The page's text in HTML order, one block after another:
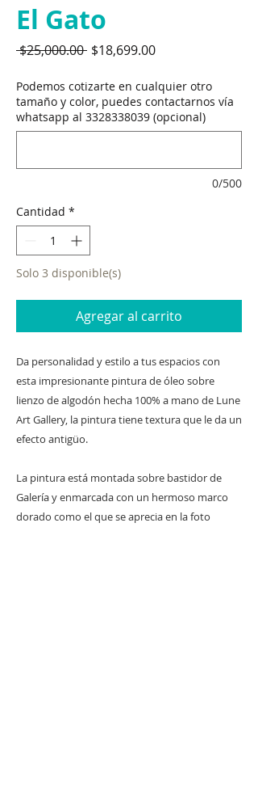
El Gato
$25,000.00 Precio
$18,699.00Precio
oferta
Podemos cotizarte en cualquier otro
tamaño y color, puedes contactarnos vía
whatsapp al 3328338039 (opcional)
0/500
Cantidad *
Solo 3 disponible(s)
Agregar al carrito
Da personalidad y estilo a tus espacios con
esta impresionante pintura de óleo sobre
lienzo de algodón hecha 100% a mano de Lune
Art Gallery, la pintura tiene textura que le da un
efecto antigüo.
La pintura está montada sobre bastidor de
Galería y enmarcada con un hermoso marco
dorado como el que se aprecia en la foto